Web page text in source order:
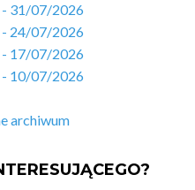
31/07/2026
24/07/2026
17/07/2026
10/07/2026
archiwum